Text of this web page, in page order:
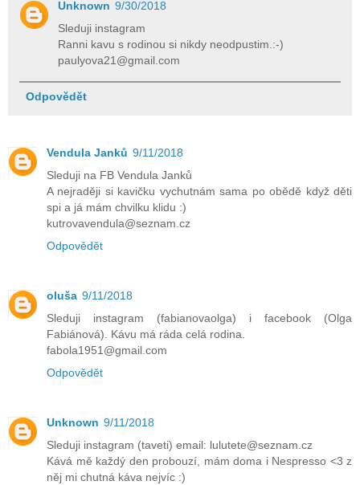
Unknown 9/30/2018
Sleduji instagram
Ranni kavu s rodinou si nikdy neodpustim.:-)
paulyova21@gmail.com
Odpovědět
Vendula Janků 9/11/2018
Sleduji na FB Vendula Janků
A nejraději si kavičku vychutnám sama po obědě když děti
spi a já mám chvilku klidu :)
kutrovavendula@seznam.cz
Odpovědět
oluša 9/11/2018
Sleduji instagram (fabianovaolga) i facebook (Olga
Fabiánová). Kávu má ráda celá rodina.
fabola1951@gmail.com
Odpovědět
Unknown 9/11/2018
Sleduji instagram (taveti) email: lulutete@seznam.cz
Kává mě každý den probouzí, mám doma i Nespresso <3 z
něj mi chutná káva nejvíc :)